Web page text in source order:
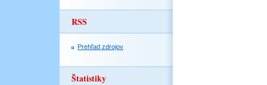
RSS
Prehľad zdrojov
Štatistiky